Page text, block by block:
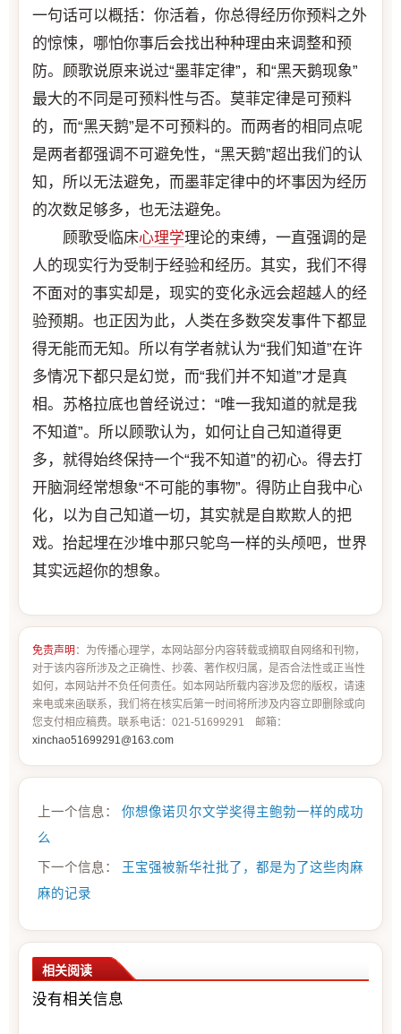
一句话可以概括：你活着，你总得经历你预料之外
的惊悚，哪怕你事后会找出种种理由来调整和预
防。顾歌说原来说过“墨菲定律”，和“黑天鹅现象”
最大的不同是可预料性与否。莫菲定律是可预料
的，而“黑天鹅”是不可预料的。而两者的相同点呢
是两者都强调不可避免性，“黑天鹅”超出我们的认
知，所以无法避免，而墨菲定律中的坏事因为经历
的次数足够多，也无法避免。
顾歌受临床心理学理论的束缚，一直强调的是
人的现实行为受制于经验和经历。其实，我们不得
不面对的事实却是，现实的变化永远会超越人的经
验预期。也正因为此，人类在多数突发事件下都显
得无能而无知。所以有学者就认为“我们知道”在许
多情况下都只是幻觉，而“我们并不知道”才是真
相。苏格拉底也曾经说过：“唯一我知道的就是我
不知道”。所以顾歌认为，如何让自己知道得更
多，就得始终保持一个“我不知道”的初心。得去打
开脑洞经常想象“不可能的事物”。得防止自我中心
化，以为自己知道一切，其实就是自欺欺人的把
戏。抬起埋在沙堆中那只鸵鸟一样的头颅吧，世界
其实远超你的想象。
免责声明 ：为传播心理学，本网站部分内容转载或摘取自网络和刊物，
对于该内容所涉及之正确性、抄袭、著作权归属，是否合法性或正当性
如何，本网站并不负任何责任。如本网站所载内容涉及您的版权，请速
来电或来函联系，我们将在核实后第一时间将所涉及内容立即删除或向
您支付相应稿费。联系电话：021-51699291 邮箱：
xinchao51699291@163.com
上一个信息： 你想像诺贝尔文学奖得主鲍勃一样的成功
么
下一个信息：
王宝强被新华社批了，都是为了这些肉麻
麻的记录
相关阅读
没有相关信息